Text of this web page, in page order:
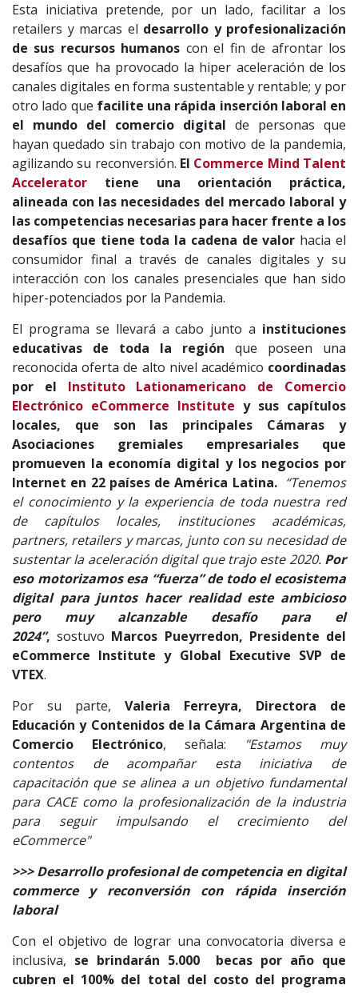
Esta iniciativa pretende, por un lado, facilitar a los
retailers y marcas el desarrollo y profesionalización
de sus recursos humanos con el fin de afrontar los
desafíos que ha provocado la hiper aceleración de los
canales digitales en forma sustentable y rentable; y por
otro lado que facilite una rápida inserción laboral en
el mundo del comercio digital de personas que
hayan quedado sin trabajo con motivo de la pandemia,
agilizando su reconversión. El Commerce Mind Talent
Accelerator tiene una orientación práctica,
alineada con las necesidades del mercado laboral y
las competencias necesarias para hacer frente a los
desafíos que tiene toda la cadena de valor hacia el
consumidor final a través de canales digitales y su
interacción con los canales presenciales que han sido
hiper-potenciados por la Pandemia.
El programa se llevará a cabo junto a instituciones
educativas de toda la región que poseen una
reconocida oferta de alto nivel académico coordinadas
por el Instituto Lationamericano de Comercio
Electrónico eCommerce Institute y sus capítulos
locales, que son las principales Cámaras y
Asociaciones gremiales empresariales que
promueven la economía digital y los negocios por
Internet en 22 países de América Latina. “Tenemos
el conocimiento y la experiencia de toda nuestra red
de capítulos locales, instituciones académicas,
partners, retailers y marcas, junto con su necesidad de
sustentar la aceleración digital que trajo este 2020. Por
eso motorizamos esa “fuerza” de todo el ecosistema
digital para juntos hacer realidad este ambicioso
pero muy alcanzable desafío para el
2024”,sostuvo Marcos Pueyrredon, Presidente del
eCommerce Institute y Global Executive SVP de
VTEX.
Por su parte, Valeria Ferreyra, Directora de
Educación y Contenidos de la Cámara Argentina de
Comercio Electrónico, señala:
"Estamos muy
contentos de acompañar esta iniciativa de
capacitación que se alinea a un objetivo fundamental
para CACE como la profesionalización de la industria
para seguir impulsando el crecimiento del
eCommerce"
>>> Desarrollo profesional de competencia en digital
commerce y reconversión con rápida inserción
laboral
Con el objetivo de lograr una convocatoria diversa e
inclusiva, se brindarán 5.000 becas por año que
cubren el 100% del total del costo del programa